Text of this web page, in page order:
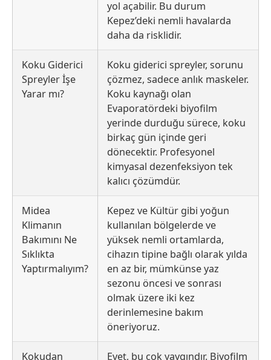
yol açabilir. Bu durum
Kepez’deki nemli havalarda
daha da risklidir.
Koku Giderici
Spreyler İşe
Yarar mı?
Koku giderici spreyler, sorunu
çözmez, sadece anlık maskeler.
Koku kaynağı olan
Evaporatördeki biyofilm
yerinde durduğu sürece, koku
birkaç gün içinde geri
dönecektir. Profesyonel
kimyasal dezenfeksiyon tek
kalıcı çözümdür.
Midea
Klimanın
Bakımını Ne
Sıklıkta
Yaptırmalıyım?
Kepez ve Kültür gibi yoğun
kullanılan bölgelerde ve
yüksek nemli ortamlarda,
cihazın tipine bağlı olarak yılda
en az bir, mümkünse yaz
sezonu öncesi ve sonrası
olmak üzere iki kez
derinlemesine bakım
öneriyoruz.
Kokudan
Evet, bu çok yaygındır. Biyofilm